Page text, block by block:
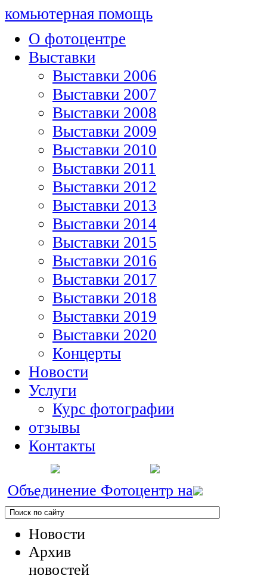
комьютерная помощь
О фотоцентре
Выставки
Выставки 2006
Выставки 2007
Выставки 2008
Выставки 2009
Выставки 2010
Выставки 2011
Выставки 2012
Выставки 2013
Выставки 2014
Выставки 2015
Выставки 2016
Выставки 2017
Выставки 2018
Выставки 2019
Выставки 2020
Концерты
Новости
Услуги
Курс фотографии
отзывы
Контакты
Объединение Фотоцентр на
Новости
Архив
новостей